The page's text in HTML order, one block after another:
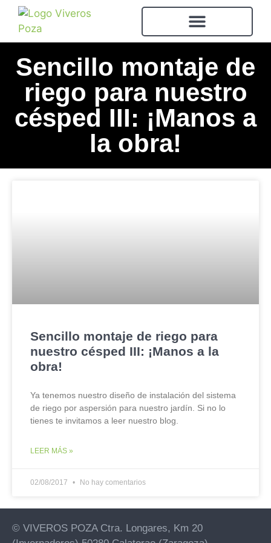
Sencillo montaje de
riego para nuestro
césped III: ¡Manos a
la obra!
Sencillo montaje de riego para
nuestro césped III: ¡Manos a la
obra!
Ya tenemos nuestro diseño de instalación del sistema
de riego por aspersión para nuestro jardín. Si no lo
tienes te invitamos a leer nuestro blog.
LEER MÁS »
02/08/2017 No hay comentarios
© VIVEROS POZA Ctra. Longares, Km 20